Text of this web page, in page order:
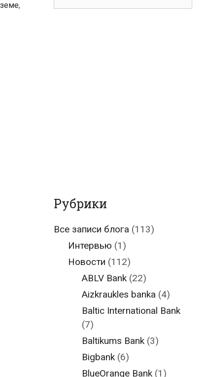
,
Рубрики
Все записи блога (113)
Интервью (1)
Новости (112)
ABLV Bank (22)
Aizkraukles banka (4)
Baltic International Bank
(7)
Baltikums Bank (3)
Bigbank (6)
BlueOrange Bank (1)